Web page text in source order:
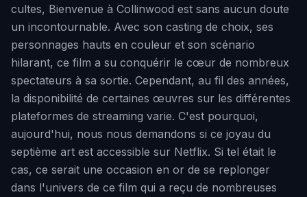
cultes, Bienvenue à Collinwood est sans aucun doute
un incontournable. Avec son casting de choix, ses
personnages hauts en couleur et son scénario
hilarant, ce film a su conquérir le cœur de nombreux
spectateurs à sa sortie. Cependant, au fil des années,
la disponibilité de certaines œuvres sur les différentes
plateformes de streaming varie. C'est pourquoi,
aujourd'hui, nous nous demandons si ce joyau du
septième art est accessible sur Netflix. Si tel était le
cas, ce serait une occasion en or de se replonger
dans l'univers de ce film qui a reçu de nombreuses